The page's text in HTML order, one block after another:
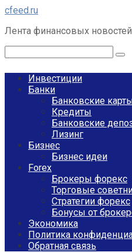
Перейти
контенту
cfeed.ru
Лента финансовых новостей
Инвестиции
Банки
Банковские
Кредиты
Банковские
Лизинг
Бизнес
Бизнес идеи
Forex
Брокеры форекс
Торговые
Стратегии форекс
Бонусы от
Экономика
Политика
Обратная связь